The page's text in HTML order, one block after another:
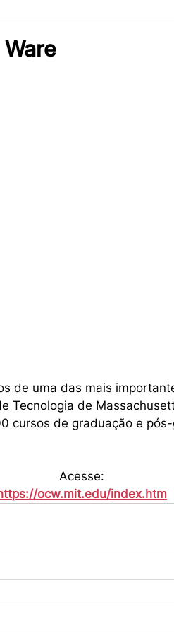
de uma das mais
Tecnologia de
cursos de graduação e
Acesse:
ocw.mit.edu/index.htm